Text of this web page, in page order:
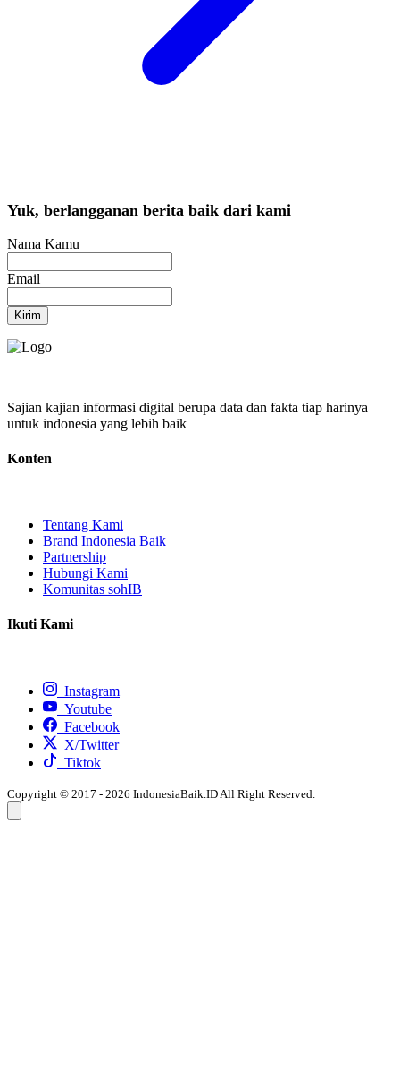
Yuk, berlangganan berita baik dari kami
Nama Kamu
Email
Kirim
Sajian kajian informasi digital berupa data dan fakta tiap harinya
untuk indonesia yang lebih baik
Konten
Tentang Kami
Brand Indonesia Baik
Partnership
Hubungi Kami
Komunitas sohIB
Ikuti Kami
Instagram
Youtube
Facebook
X/Twitter
Tiktok
Copyright © 2017 - 2026 IndonesiaBaik.ID All Right Reserved.